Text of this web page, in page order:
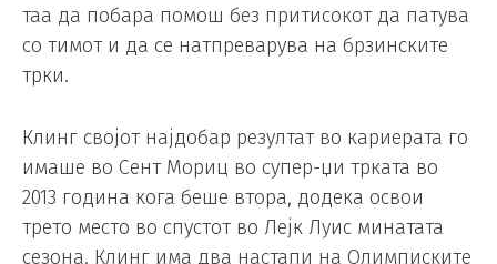
таа да побара помош без притисокот да патува
со тимот и да се натпреварува на брзинските
трки.
Клинг својот најдобар резултат во кариерата го
имаше во Сент Мориц во супер-џи трката во
2013 година кога беше втора, додека освои
трето место во спустот во Лејк Луис минатата
сезона. Клинг има два настапи на Олимписките